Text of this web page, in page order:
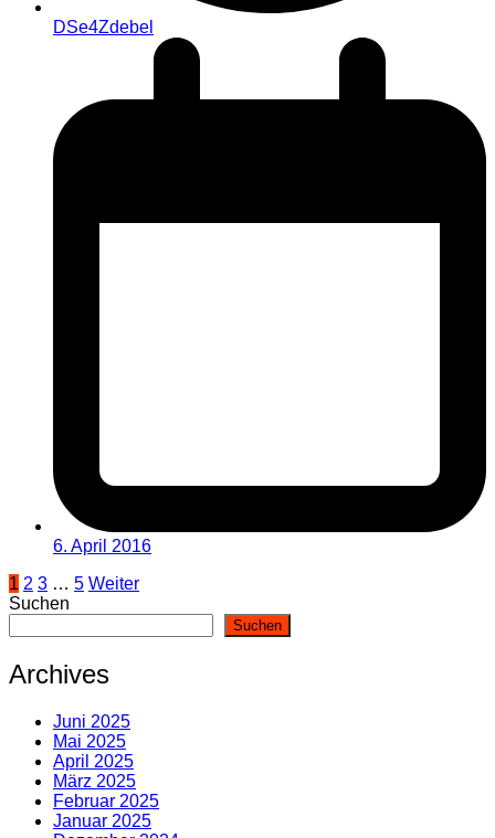
DSe4Zdebel
6. April 2016
Seitennummerierung
der
1 2 3 … 5 Weiter
Suchen
Suchen
Archives
Juni 2025
Mai 2025
April 2025
März 2025
Februar 2025
Januar 2025